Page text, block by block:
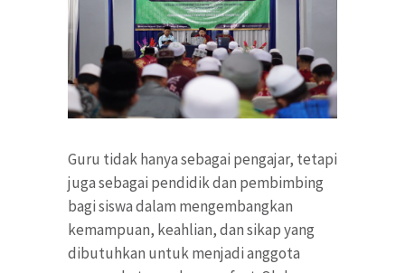
Guru tidak hanya sebagai pengajar, tetapi
juga sebagai pendidik dan pembimbing
bagi siswa dalam mengembangkan
kemampuan, keahlian, dan sikap yang
dibutuhkan untuk menjadi anggota